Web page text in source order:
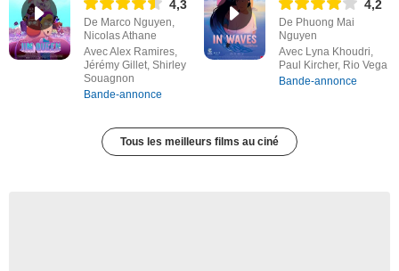
4,3
De Marco Nguyen,
Nicolas Athane
Avec Alex Ramires,
Jérémy Gillet, Shirley
Souagnon
Bande-annonce
4,2
De Phuong Mai
Nguyen
Avec Lyna Khoudri,
Paul Kircher, Rio Vega
Bande-annonce
Tous les meilleurs films au ciné